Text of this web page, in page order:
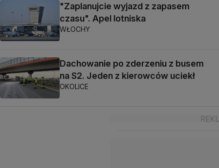
"Zaplanujcie wyjazd z zapasem
czasu". Apel lotniska
WŁOCHY
Dachowanie po zderzeniu z busem
na S2. Jeden z kierowców uciekł
OKOLICE